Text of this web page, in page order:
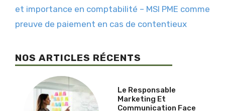
et importance en comptabilité – MSI PME comme
preuve de paiement en cas de contentieux
NOS ARTICLES RÉCENTS
Le Responsable
Marketing Et
Communication Face